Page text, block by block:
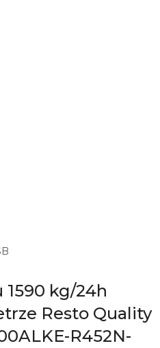
kg/24h
Resto Quality
R452N-